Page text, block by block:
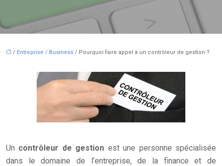
/ Entreprise / Business / Pourquoi faire appel à un contrôleur de gestion ?
Un contrôleur de gestion est une personne spécialisée
dans le domaine de l’entreprise, de la finance et de